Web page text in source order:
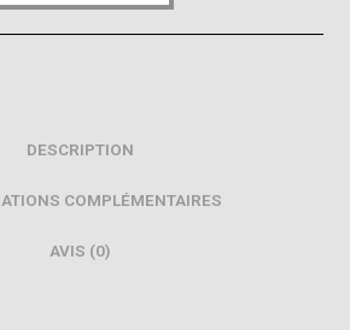
DESCRIPTION
COMPLÉMENTAIRES
AVIS (0)